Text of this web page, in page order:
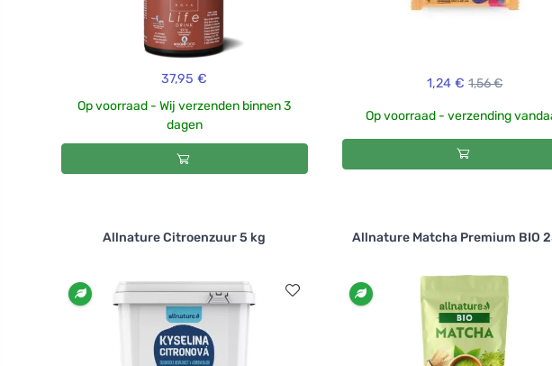
37,95 €
Op voorraad - Wij verzenden binnen 3
dagen
1,24 € 1,56 €
Op voorraad - verzending
Allnature Citroenzuur 5 kg Allnature Matcha Premium BIO